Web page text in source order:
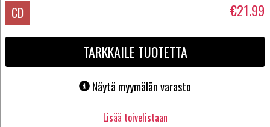
CD €21.99
TARKKAILE TUOTETTA
Näytä myymälän varasto
Lisää toivelistaan